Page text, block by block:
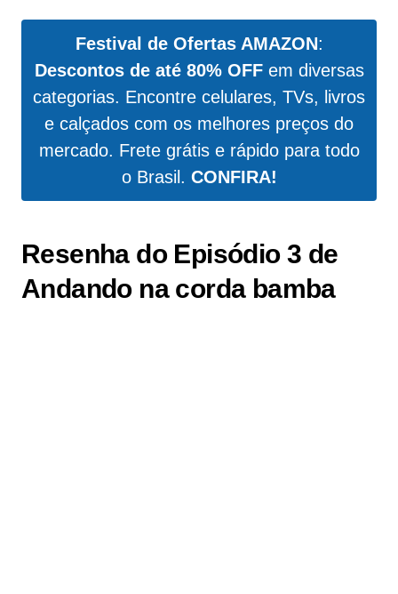
Festival de Ofertas AMAZON:
Descontos de até 80% OFFem diversas
categorias. Encontre celulares, TVs, livros
e calçados com os melhores preços do
mercado. Frete grátis e rápido para todo
o Brasil. CONFIRA!
Resenha do Episódio 3 de
Andando na corda bamba